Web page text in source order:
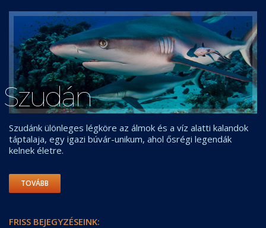
Szudán
Szudánk ülönleges légköre az álmok és a víz alatti kalandok
táptalaja, egy igazi búvár-unikum, ahol ősrégi legendák
kelnek életre.
TOVÁBB
FRISS BEJEGYZÉSEINK: